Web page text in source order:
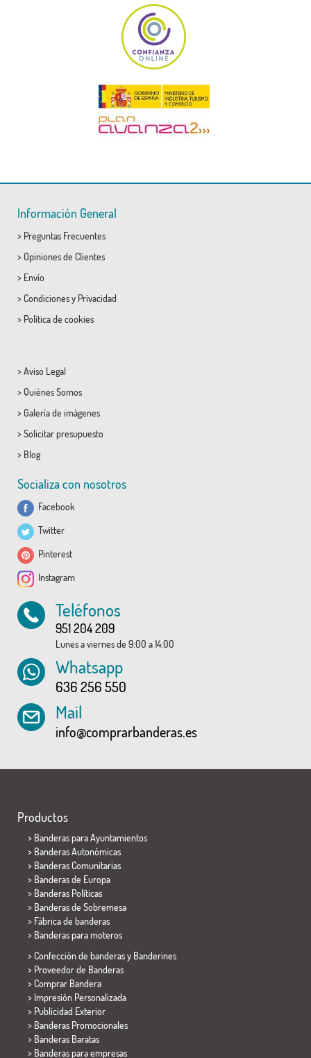
Información General
> Preguntas Frecuentes
> Opiniones de Clientes
> Envío
> Condicionesy Privacidad
> Política de cookies
> Aviso Legal
> Quiénes Somos
> Galería de imágenes
> Solicitar presupuesto
> Blog
Socializa con nosotros
Facebook
Twitter
Pinterest
Instagram
Teléfonos
951 204 209
Lunes a viernes de 9:00 a 14:00
Whatsapp
636 256 550
Mail
info@comprarbanderas.es
Productos
> Banderas para Ayuntamientos
> Banderas Autonómicas
> Banderas Comunitarias
> Banderas de Europa
> Banderas Políticas
> Banderas de Sobremesa
> Fábrica de banderas
> Banderas para moteros
> Confección de banderas y Banderines
> Proveedor de Banderas
> Comprar Bandera
> Impresión Personalizada
> Publicidad Exterior
> Banderas Promocionales
> Banderas Baratas
> Banderas para empresas